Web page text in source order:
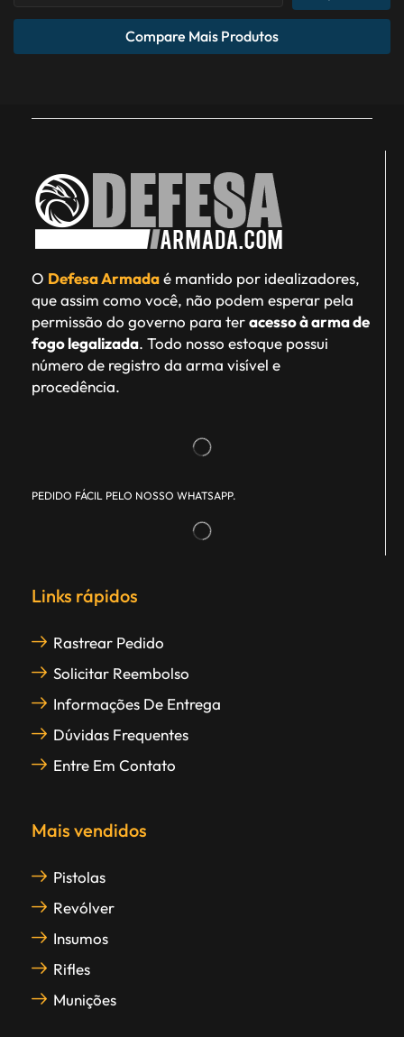
Compare Mais Produtos
O Defesa Armadaé mantido por idealizadores,
que assim como você, não podem esperar pela
permissão do governo para teracesso à arma de
fogo legalizada. Todo nosso estoque possui
número de registro da arma visível e
procedência.
PEDIDO FÁCIL PELO NOSSO WHATSAPP.
Links rápidos
Rastrear Pedido
Solicitar Reembolso
Informações De Entrega
Dúvidas Frequentes
Entre Em Contato
Mais vendidos
Pistolas
Revólver
Insumos
Rifles
Munições